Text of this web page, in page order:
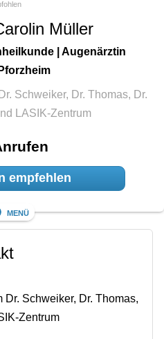
Müller
| Augenärztin
Schweiker, Dr. Thomas, Dr.
LASIK-Zentrum
empfehlen
Menü
Schweiker, Dr. Thomas,
Zentrum